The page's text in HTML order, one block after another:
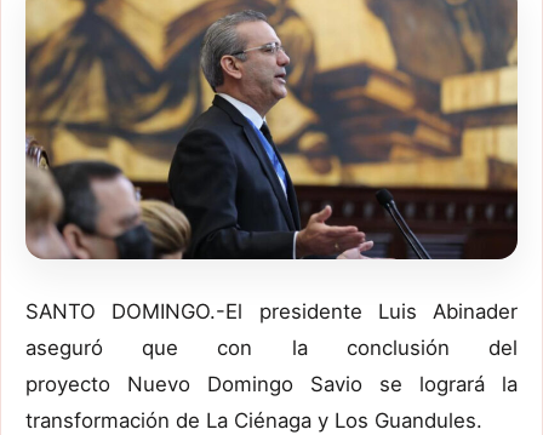
SANTO DOMINGO.-El presidente Luis Abinader
aseguró que con la conclusión del
proyecto Nuevo Domingo Savio se logrará la
transformación de La Ciénaga y Los Guandules.